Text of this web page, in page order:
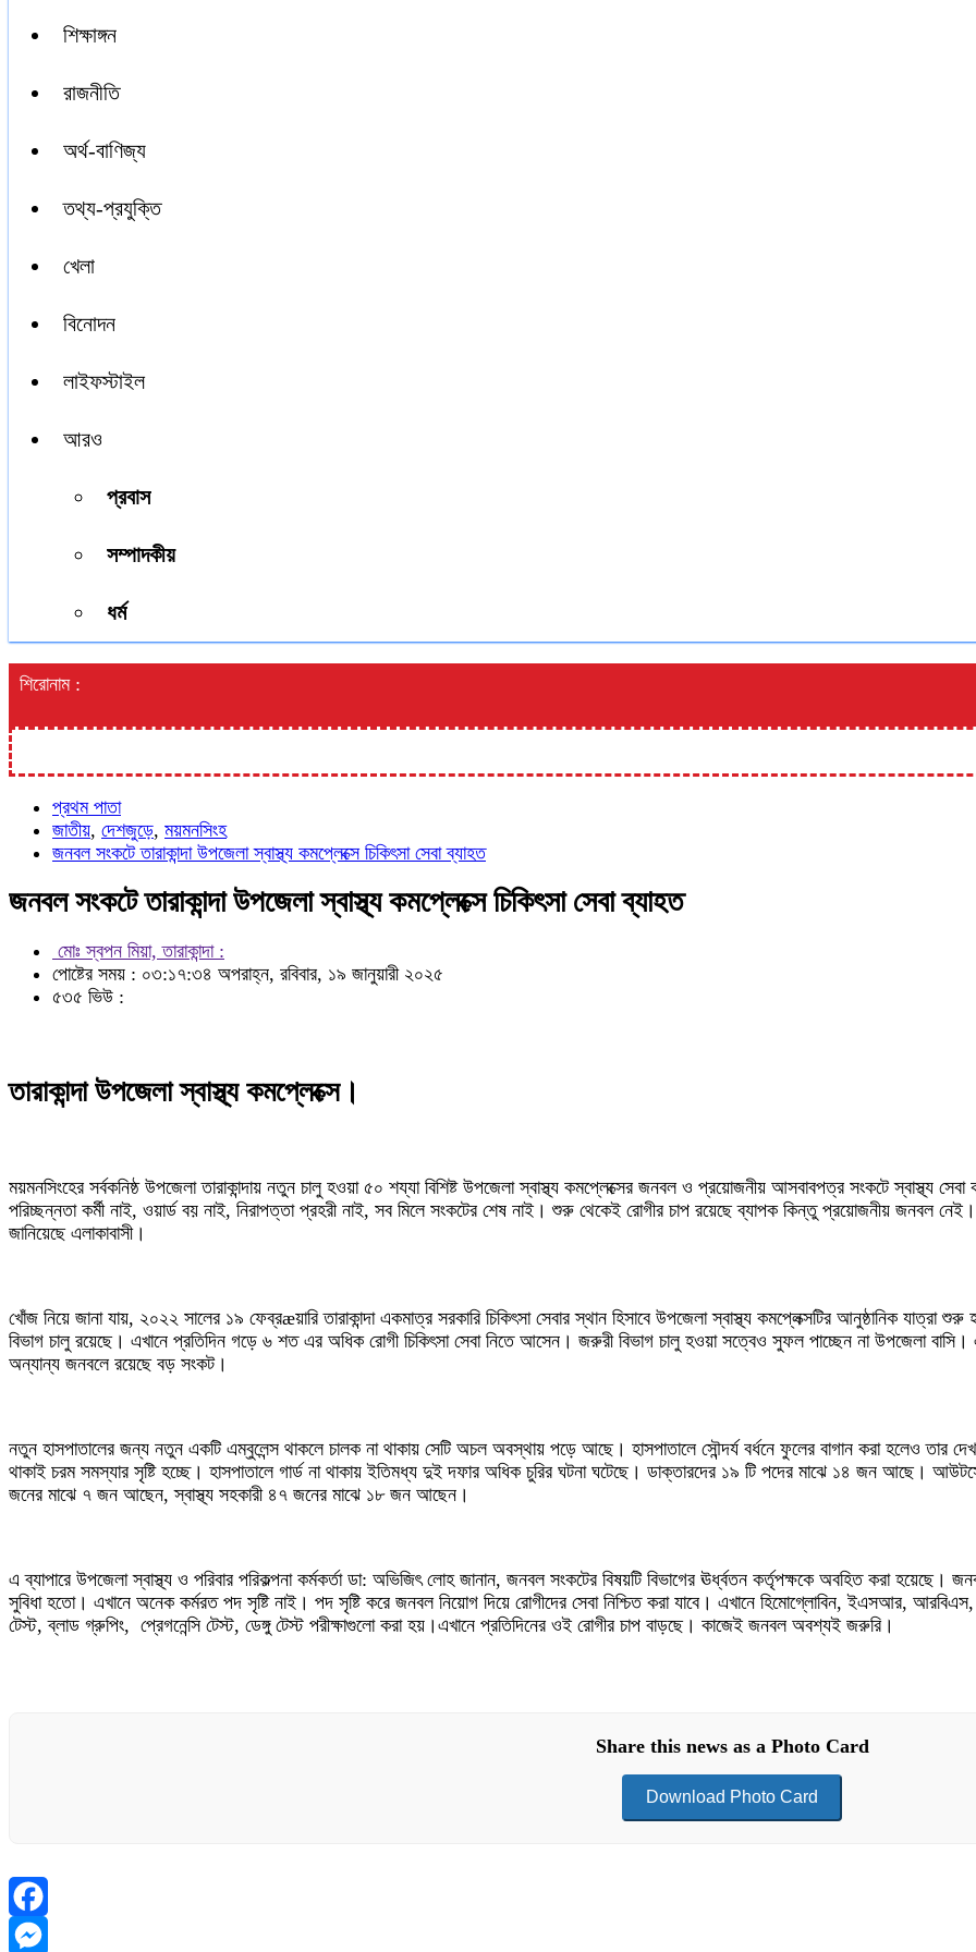
শিক্ষাঙ্গন
রাজনীতি
অর্থ-বাণিজ্য
তথ্য-প্রযুক্তি
খেলা
বিনোদন
লাইফস্টাইল
আরও
প্রবাস
সম্পাদকীয়
ধর্ম
শিরোনাম :
প্রথম পাতা
জাতীয়, দেশজুড়ে, ময়মনসিংহ
জনবল সংকটে তারাকান্দা উপজেলা স্বাস্থ্য কমপ্লেক্সে চিকিৎসা সেবা ব্যাহত
জনবল সংকটে তারাকান্দা উপজেলা স্বাস্থ্য কমপ্লেক্সে চিকিৎসা সেবা ব্যাহত
মোঃ স্বপন মিয়া, তারাকান্দা :
পোষ্টের সময় : ০৩:১৭:৩৪ অপরাহ্ন, রবিবার, ১৯ জানুয়ারী ২০২৫
৫৩৫ ভিউ :
তারাকান্দা উপজেলা স্বাস্থ্য কমপ্লেক্সে।
ময়মনসিংহের সর্বকনিষ্ঠ উপজেলা তারাকান্দায় নতুন চালু হওয়া ৫০ শয্যা বিশিষ্ট উপজেলা স্বাস্থ্য কমপ্লেক্সের জনবল ও প্রয়োজনীয় আসবাবপত্র সংকটে স্বাস্থ্য
পরিচ্ছন্নতা কর্মী নাই, ওয়ার্ড বয় নাই, নিরাপত্তা প্রহরী নাই, সব মিলে সংকটের শেষ নাই। শুরু থেকেই রোগীর চাপ রয়েছে ব্যাপক কিন্তু প্রয়োজনীয় জনবল
জানিয়েছে এলাকাবাসী।
খোঁজ নিয়ে জানা যায়, ২০২২ সালের ১৯ ফেব্রæয়ারি তারাকান্দা একমাত্র সরকারি চিকিৎসা সেবার স্থান হিসাবে উপজেলা স্বাস্থ্য কমপ্লেক্সটির আনুষ্ঠানিক যাত্রা
বিভাগ চালু রয়েছে। এখানে প্রতিদিন গড়ে ৬ শত এর অধিক রোগী চিকিৎসা সেবা নিতে আসেন। জরুরী বিভাগ চালু হওয়া সত্বেও সুফল পাচ্ছেন না উপজেলা
অন্যান্য জনবলে রয়েছে বড় সংকট।
নতুন হাসপাতালের জন্য নতুন একটি এম্বুলেন্স থাকলে চালক না থাকায় সেটি অচল অবস্থায় পড়ে আছে। হাসপাতালে সৌন্দর্য বর্ধনে ফুলের বাগান করা হলেও তার
থাকাই চরম সমস্যার সৃষ্টি হচ্ছে। হাসপাতালে গার্ড না থাকায় ইতিমধ্য দুই দফার অধিক চুরির ঘটনা ঘটেছে। ডাক্তারদের ১৯ টি পদের মাঝে ১৪ জন আছে।
জনের মাঝে ৭ জন আছেন, স্বাস্থ্য সহকারী ৪৭ জনের মাঝে ১৮ জন আছেন।
এ ব্যাপারে উপজেলা স্বাস্থ্য ও পরিবার পরিকল্পনা কর্মকর্তা ডা: অভিজিৎ লোহ জানান, জনবল সংকটের বিষয়টি বিভাগের ঊর্ধ্বতন কর্তৃপক্ষকে অবহিত করা হয়েছে।
সুবিধা হতো। এখানে অনেক কর্মরত পদ সৃষ্টি নাই। পদ সৃষ্টি করে জনবল নিয়োগ দিয়ে রোগীদের সেবা নিশ্চিত করা যাবে। এখানে হিমোগ্লোবিন, ইএসআর, আরবিএস,
টেস্ট, ব্লাড গ্রুপিং, প্রেগনেন্সি টেস্ট, ডেঙ্গু টেস্ট পরীক্ষাগুলো করা হয়।এখানে প্রতিদিনের ওই রোগীর চাপ বাড়ছে। কাজেই জনবল অবশ্যই জরুরি।
Share this news as a Photo Card
Download Photo Card
Facebook